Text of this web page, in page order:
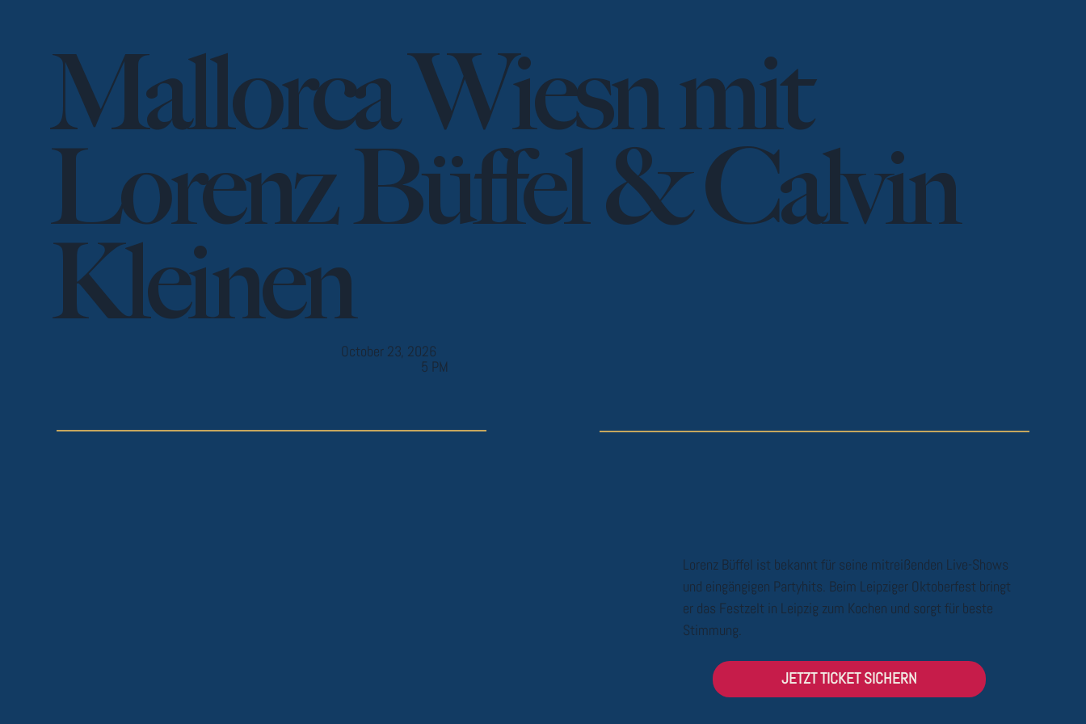
Mallorca Wiesn mit
Lorenz Büffel & Calvin
Kleinen
October 23, 2026
5 PM
Lorenz Büffel ist bekannt für seine mitreißenden Live-Shows
und eingängigen Partyhits. Beim Leipziger Oktoberfest bringt
er das Festzelt in Leipzig zum Kochen und sorgt für beste
Stimmung.
JETZT TICKET SICHERN